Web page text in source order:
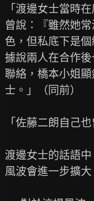
「渡邊女士當時
曾說：『雖然她
色，但私底下是
據說兩人在合作
聯絡，橋本小姐
士。」（同前）
「佐藤二朗自己
渡邊女士的話語
風波會進一步擴大